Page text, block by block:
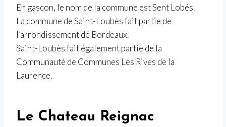
En gascon, le nom de la commune est Sent Lobés.
La commune de Saint-Loubès fait partie de
l’arrondissement de Bordeaux.
Saint-Loubès fait également partie de la
Communauté de Communes Les Rives de la
Laurence.
Le Chateau Reignac